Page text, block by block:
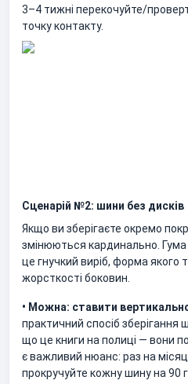
3–4 тижні перекочуйте/
точку контакту.
Сценарій №2: шини без дисків
Якщо ви зберігаєте окремо
змінюються кардинально.
це гнучкий виріб, форма якого
жорсткості боковин.
• Можна: ставити
практичний спосіб зберігання
що це книги на полиці — вони
є важливий нюанс: раз на
прокручуйте кожну шину на 90